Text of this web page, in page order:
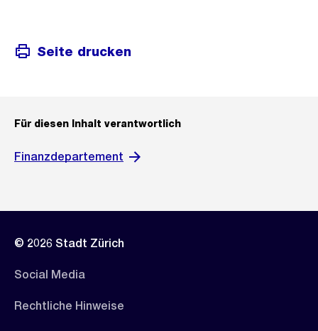
Seite drucken
Für diesen Inhalt verantwortlich
Finanzdepartement
© 2026 Stadt Zürich
Social Media
Rechtliche Hinweise